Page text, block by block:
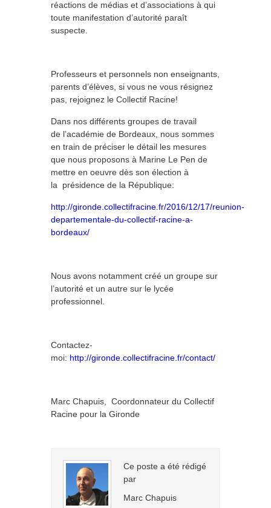
réactions de médias et d’associations à qui
toute manifestation d’autorité paraît
suspecte.
Professeurs et personnels non enseignants,
parents d’élèves, si vous ne vous résignez
pas, rejoignez le Collectif Racine!
Dans nos différents groupes de travail
de l’académie de Bordeaux, nous sommes
en train de préciser le détail les mesures
que nous proposons à Marine Le Pen de
mettre en oeuvre dès son élection à
la présidence de la République:
http://gironde.collectifracine.fr/2016/12/17/reunion-
departementale-du-collectif-racine-a-
bordeaux/
Nous avons notamment créé un groupe sur
l’autorité et un autre sur le lycée
professionnel.
Contactez-
moi: http://gironde.collectifracine.fr/contact/
Marc Chapuis, Coordonnateur du Collectif
Racine pour la Gironde
Ce poste a été rédigé
par
Marc Chapuis